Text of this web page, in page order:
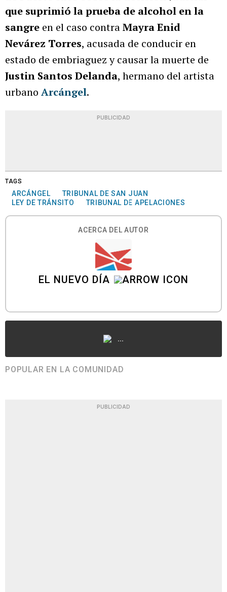
que suprimió la prueba de alcohol en la
sangre en el caso contraMayra Enid
Nevárez Torres, acusada de conducir en
estado de embriaguez y causar la muerte de
Justin Santos Delanda, hermano del artista
urbano Arcángel.
PUBLICIDAD
TAGS
ARCÁNGEL
TRIBUNAL DE SAN JUAN
LEY DE TRÁNSITO
TRIBUNAL DE APELACIONES
ACERCA DEL AUTOR
EL NUEVO DÍA
...
POPULAR EN LA COMUNIDAD
PUBLICIDAD